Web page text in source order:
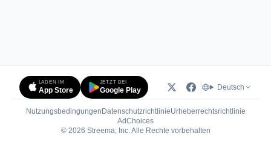
LADEN IM
App Store
JETZT BEI
Google Play Deutsch
Nutzungsbedingungen DatenschutzrichtlinieUrheberrechtsrichtlinie
AdChoices(öffnet in neuem Tab)
© 2026 Streema, Inc. Alle Rechte vorbehalten